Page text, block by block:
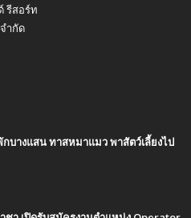
รีสอร์ท
ำกัด
บางแสน ทาสหมาแมว พาสัตว์เลี้ยงไป